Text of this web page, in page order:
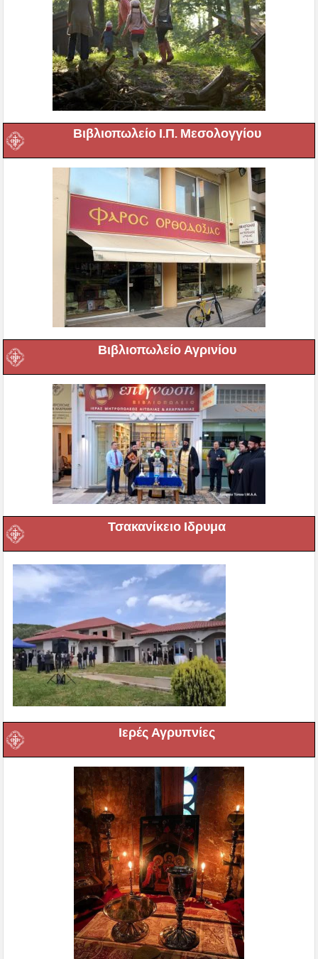
Βιβλιοπωλείο Ι.Π. Μεσολογγίου
Βιβλιοπωλείο Αγρινίου
Τσακανίκειο Ιδρυμα
Ιερές Αγρυπνίες